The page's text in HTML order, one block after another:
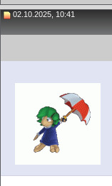
02.10.2025, 10:41